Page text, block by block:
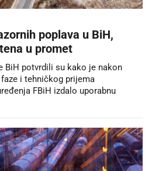
poplava u BiH,
u promet
BiH potvrdili su kako je nakon
i tehničkog prijema
FBiH izdalo uporabnu